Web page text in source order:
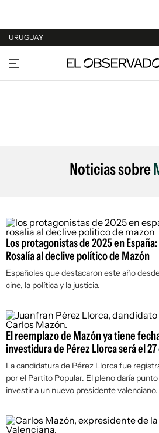
URUGUAY
URUGUAY
ARGENTINA
Noticias sobre
Los protagonistas de 2025 en
Rosalía al declive político de Mazón
Españoles que destacaron este año
cine, la política y la justicia.
El reemplazo de Mazón ya tiene
investidura de Pérez Llorca será el
La candidatura de Pérez Llorca fue
por el Partito Popular. El pleno daría
investir a un nuevo presidente valenciano.